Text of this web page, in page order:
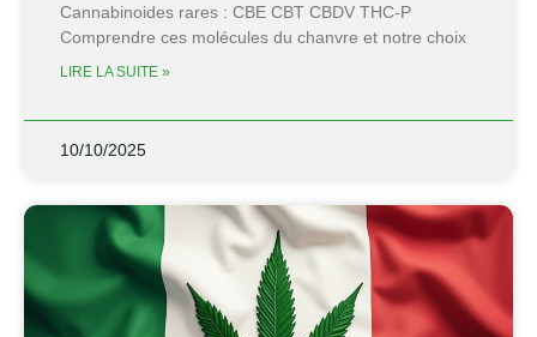
Cannabinoides rares : CBE CBT CBDV THC-P
Comprendre ces molécules du chanvre et notre choix
LIRE LA SUITE »
10/10/2025